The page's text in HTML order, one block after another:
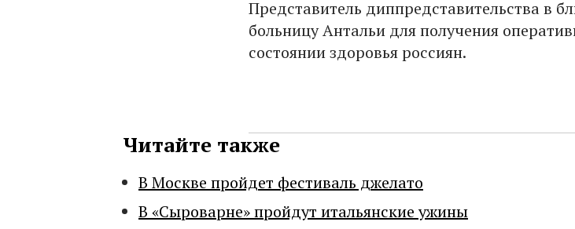
Представитель диппредставительства в
больницу Антальи для получения
состоянии здоровья россиян.
Читайте также
В Москве пройдет фестиваль джелато
В «Сыроварне» пройдут итальянские ужины